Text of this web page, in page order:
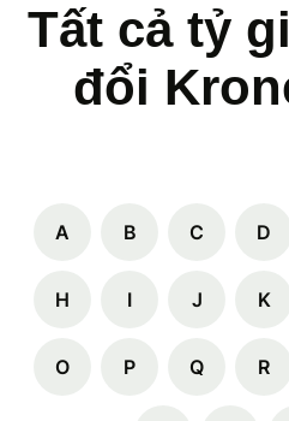
Tất cả tỷ
đổi
A B C D
H I J K
O P Q R